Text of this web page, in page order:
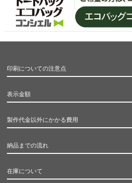
印刷についての注意点
表示金額
製作代金以外にかかる費用
納品までの流れ
在庫について